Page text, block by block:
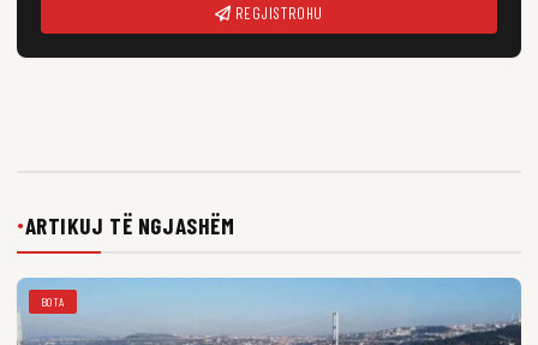
REGJISTROHU
●ARTIKUJ TË NGJASHËM
BOTA